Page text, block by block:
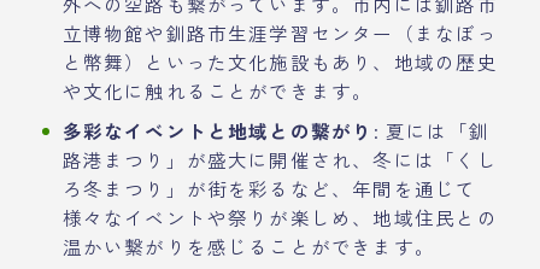
立博物館や釧路市生涯学習センター（まなぼっ
と幣舞）といった文化施設もあり、地域の歴史
や文化に触れることができます。
多彩なイベントと地域との繋がり : 夏には「釧
路港まつり」が盛大に開催され、冬には「くし
ろ冬まつり」が街を彩るなど、年間を通じて
様々なイベントや祭りが楽しめ、地域住民との
温かい繋がりを感じることができます。